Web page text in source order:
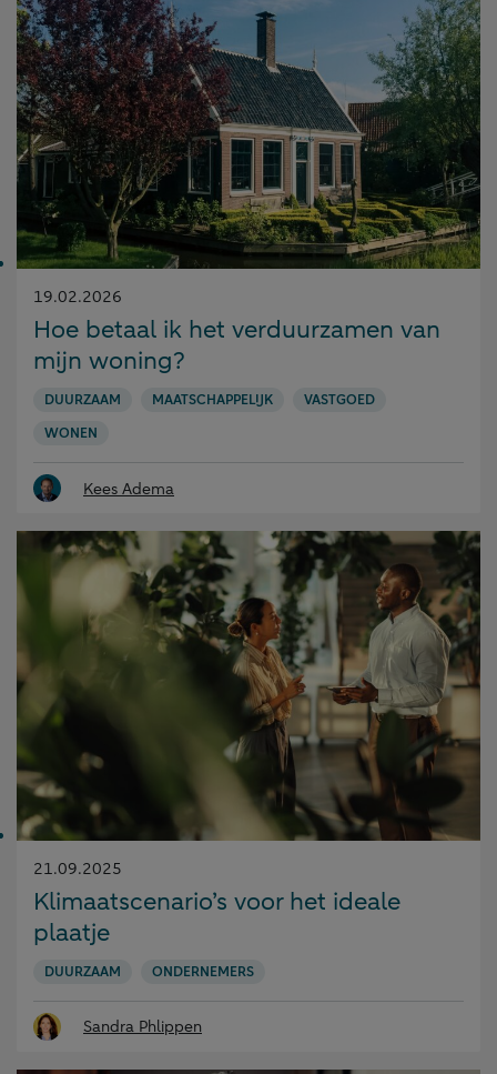
Gepubliceerd
op:
19.02.2026
Hoe betaal ik het verduurzamen van
mijn woning?
DUURZAAM MAATSCHAPPELIJK
VASTGOED
WONEN
Kees Adema
Gepubliceerd
op:
21.09.2025
Klimaatscenario’s voor het ideale
plaatje
DUURZAAM ONDERNEMERS
Sandra Phlippen